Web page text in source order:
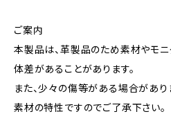
ご案内
本製品は、革製品のため素材やモニ
体差があることがあります。
また、少々の傷等がある場合があり
素材の特性ですのでご了承下さい。